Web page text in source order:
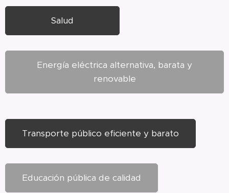
Salud
Energía eléctrica alternativa, barata y
renovable
Transporte público eficiente y barato
Educación pública de calidad